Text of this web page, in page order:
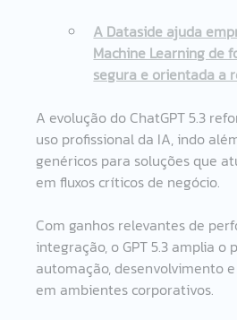
A Dataside ajuda
Machine Learning de
segura e orientada a
A evolução do ChatGPT 5.3
uso profissional da IA, indo
genéricos para soluções que
em fluxos críticos de negócio.
Com ganhos relevantes de
integração, o GPT 5.3 amplia o
automação, desenvolvimento
em ambientes corporativos.